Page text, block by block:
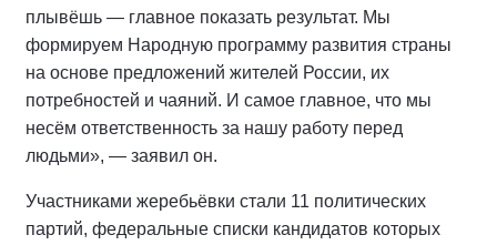
плывёшь — главное показать результат. Мы
формируем Народную программу развития страны
на основе предложений жителей России, их
потребностей и чаяний. И самое главное, что мы
несём ответственность за нашу работу перед
людьми», — заявил он.
Участниками жеребьёвки стали 11 политических
партий, федеральные списки кандидатов которых